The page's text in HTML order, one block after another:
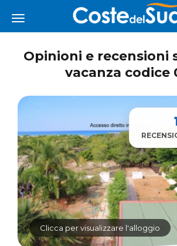
Opinioni e recensioni sulla casa
vacanza codice
Clicca per visualizzare l'alloggio